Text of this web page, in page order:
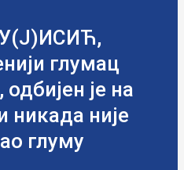
глумац
одбијен је на
никада није
глуму